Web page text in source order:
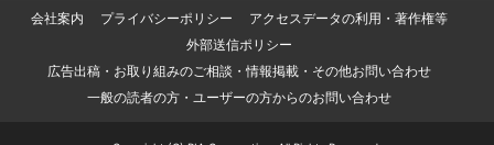
会社案内
プライバシーポリシー
アクセスデータの利用・著作権等
外部送信ポリシー
広告出稿・お取り組みのご相談・情報掲載・その他お問い合わせ
一般の読者の方・ユーザーの方からのお問い合わせ